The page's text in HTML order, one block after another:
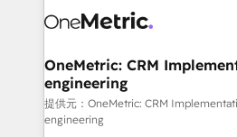
Iberia (Spain & Portugal), we
growth. Our multidisciplinary
that simplify complexity, boost
turn innovation into real impact. 🌍 Highlights
HubSpot Partner since 2012 •
OneMetric: CRM
engineering
提供元：OneMetric: CRM
engineering